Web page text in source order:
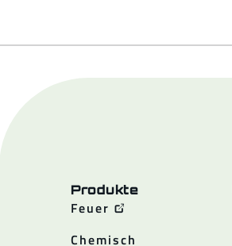
Produkte
Feuer
Chemisch